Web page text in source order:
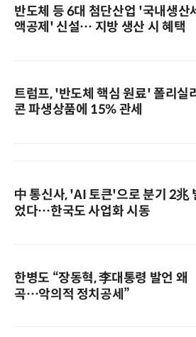
반도체 등 6대 첨단산업 '국내생산세
액공제' 신설… 지방 생산 시 혜택
트럼프, '반도체 핵심 원료' 폴리실
콘 파생상품에 15% 관세
中 통신사, 'AI 토큰'으로 분기 2兆
었다…한국도 사업화 시동
한병도 “장동혁, 李대통령 발언 왜
곡…악의적 정치공세”